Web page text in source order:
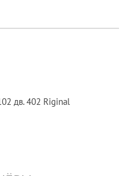
дв. 402 Riginal